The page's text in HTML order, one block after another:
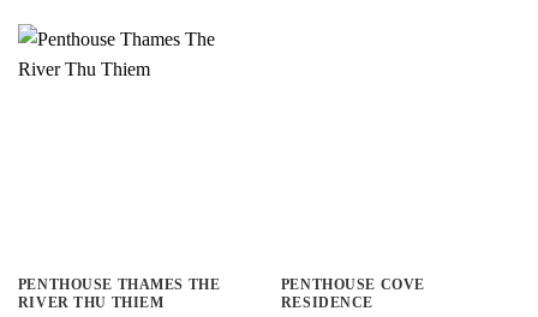
PENTHOUSE THAMES THE
RIVER THU THIEM
PENTHOUSE COVE
RESIDENCE